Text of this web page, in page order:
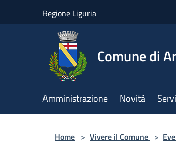
Regione Liguria
Comune di
Amministrazione Novità
Home > Vivere il Comune >